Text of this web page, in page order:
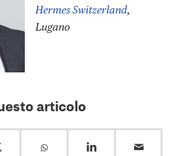
Hermes Switzerland,
Lugano
articolo